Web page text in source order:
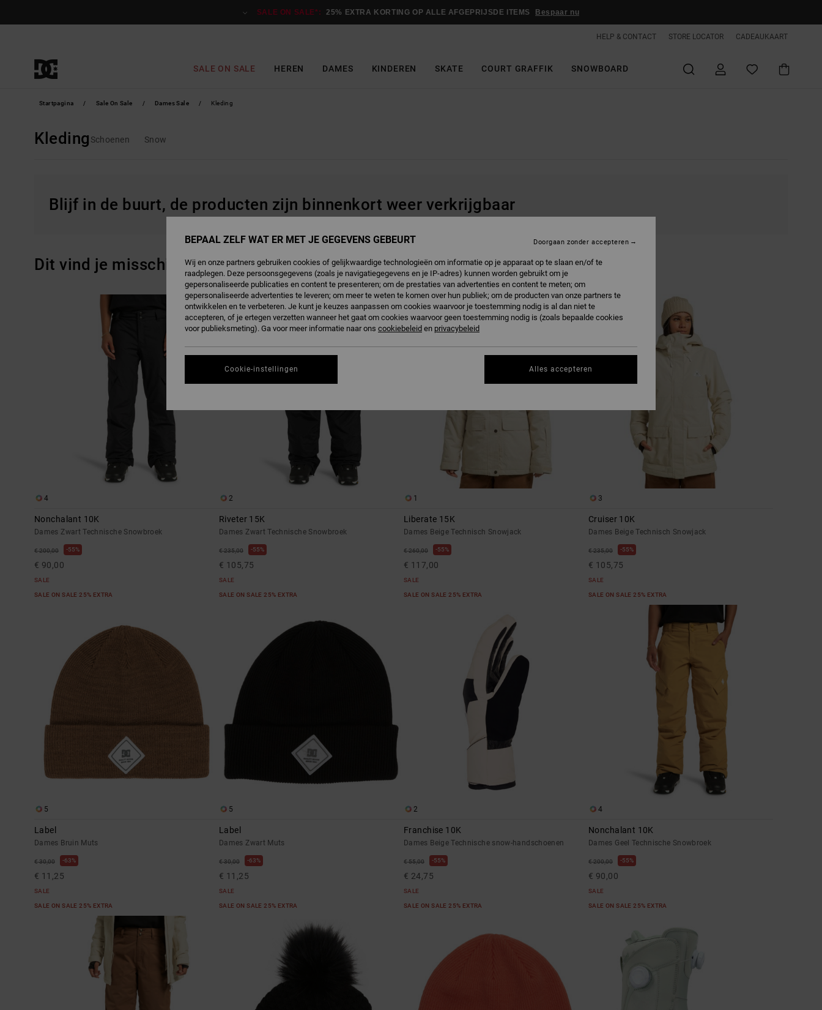
SALE ON SALE*: 25% EXTRA KORTING OP ALLE AFGEPRIJSDE ITEMS Bespaar nu
HELP & CONTACT STORE LOCATOR CADEAUKAART
SALE ON SALE HEREN DAMES KINDEREN SKATE COURT GRAFFIK SNOWBOARD
Startpagina Sale On Sale Dames Sale Kleding
Kleding Schoenen Snow
Blijf in de buurt, de producten zijn binnenkort weer verkrijgbaar
Dit vind je misschien ook leuk
4
Nonchalant 10K
Dames Zwart Technische Snowbroek
€ 200,00 55%
€ 90,00
SALE
SALE ON SALE 25% EXTRA
2
Riveter 15K
Dames Zwart Technische Snowbroek
€ 235,00 55%
€ 105,75
SALE
SALE ON SALE 25% EXTRA
1
Liberate 15K
Dames Beige Technisch Snowjack
€ 260,00 55%
€ 117,00
SALE
SALE ON SALE 25% EXTRA
3
Cruiser 10K
Dames Beige Technisch Snowjack
€ 235,00 55%
€ 105,75
SALE
SALE ON SALE 25% EXTRA
5
Label
Dames Bruin Muts
€ 30,00 63%
€ 11,25
SALE
SALE ON SALE 25% EXTRA
5
Label
Dames Zwart Muts
€ 30,00 63%
€ 11,25
SALE
SALE ON SALE 25% EXTRA
2
Franchise 10K
Dames Beige Technische snow-handschoenen
€ 55,00 55%
€ 24,75
SALE
SALE ON SALE 25% EXTRA
4
Nonchalant 10K
Dames Geel Technische Snowbroek
€ 200,00 55%
€ 90,00
SALE
SALE ON SALE 25% EXTRA
BEPAAL ZELF WAT ER MET JE GEGEVENS GEBEURT
Wij en onze partners gebruiken cookies of gelijkwaardige technologieën om informatie op je apparaat op te slaan en/of te
raadplegen. Deze persoonsgegevens (zoals je navigatiegegevens en je IP-adres) kunnen worden gebruikt om je
gepersonaliseerde publicaties en content te presenteren; om de prestaties van advertenties en content te meten; om
gepersonaliseerde advertenties te leveren; om meer te weten te komen over hun publiek; om de producten van onze partners te
ontwikkelen en te verbeteren. Je kunt je keuzes aanpassen om cookies waarvoor je toestemming nodig is al dan niet te
accepteren, of je ertegen verzetten wanneer het gaat om cookies waarvoor geen toestemming nodig is (zoals bepaalde cookies
voor publieksmeting). Ga voor meer informatie naar ons cookiebeleid en privacybeleid
Cookie-instellingen
Doorgaan zonder accepteren
Alles accepteren